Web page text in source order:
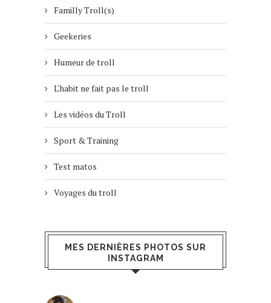
Familly Troll(s)
Geekeries
Humeur de troll
L'habit ne fait pas le troll
Les vidéos du Troll
Sport & Training
Test matos
Voyages du troll
MES DERNIÈRES PHOTOS SUR
INSTAGRAM